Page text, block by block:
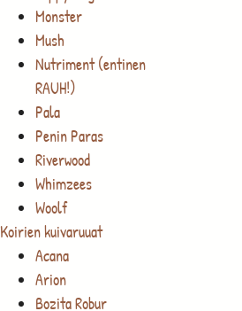
Monster
Mush
Nutriment (entinen
RAUH!)
Pala
Penin Paras
Riverwood
Whimzees
Woolf
Koirien kuivaruuat
Acana
Arion
Bozita Robur